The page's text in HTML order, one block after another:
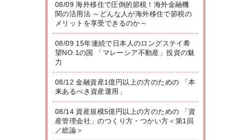
08/09 海外移住で圧倒的節税！海外金融機
関の活用法 ～どんな人が海外移住で節税の
メリットを享受できるのか～
08/09 15年連続で日本人のロングステイ希
望NO.1の国 「マレーシア不動産」投資の魅
力
08/12 金融資産1億円以上の方のための 「本
来あるべき資産運用」
08/14 資産規模5億円以上の方のための 「資
産管理会社」のつくり方・つかい方＜第1回
／総論＞